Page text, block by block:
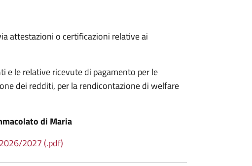
attestazioni o certificazioni relative ai
e le relative ricevute di pagamento per le
dei redditi, per la rendicontazione di welfare
di Maria
2027 (.pdf)